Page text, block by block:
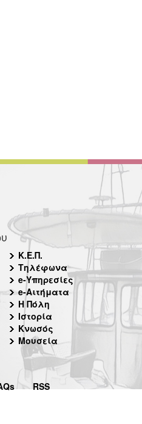
Κ.Ε.Π.
Τηλέφωνα
e-Υπηρεσίες
e-Αιτήματα
Η Πόλη
Ιστορία
Κνωσός
Μουσεία
RSS